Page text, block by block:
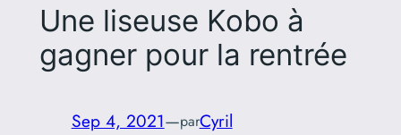
Une liseuse Kobo à
gagner pour la rentrée
Sep 4, 2021—parCyril